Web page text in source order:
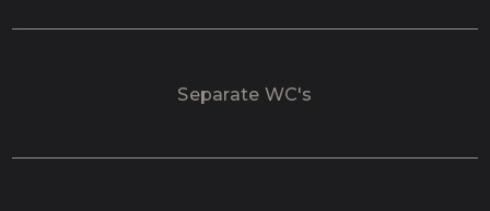
Separate WC's